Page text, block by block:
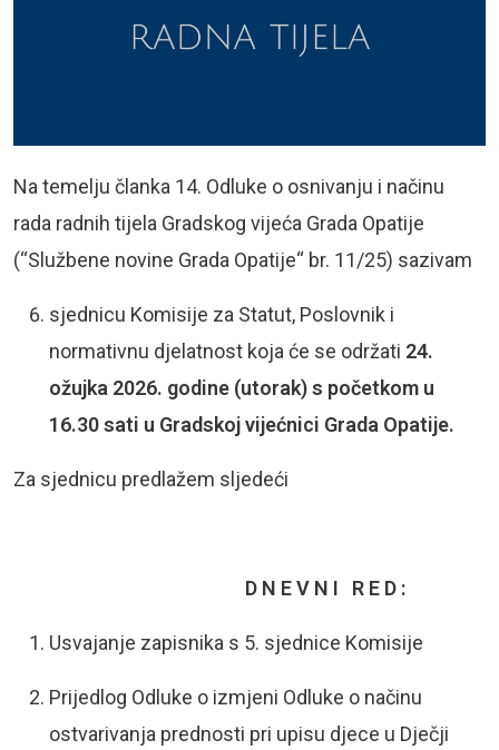
Na temelju članka 14. Odluke o osnivanju i načinu
rada radnih tijela Gradskog vijeća Grada Opatije
(“Službene novine Grada Opatije“ br. 11/25) sazivam
sjednicu Komisije za Statut, Poslovnik i
normativnu djelatnost koja će se održati 24.
ožujka 2026. godine (utorak) s početkom u
16.30 sati u Gradskoj vijećnici Grada Opatije.
Za sjednicu predlažem sljedeći
D N E V N I R E D :
Usvajanje zapisnika s 5. sjednice Komisije
Prijedlog Odluke o izmjeni Odluke o načinu
ostvarivanja prednosti pri upisu djece u Dječji